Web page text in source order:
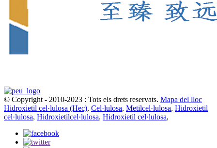
© Copyright - 2010-2023 : Tots els drets reservats. Mapa del lloc
Hidroxietil cel·lulosa (Hec), Cel·lulosa, Metilcel·lulosa, Hidroxietil
cel·lulosa, Hidroxietilcel·lulosa, Hidroxietil cel·lulosa,